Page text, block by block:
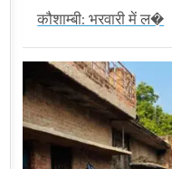
कौशाम्बी: भरवारी में ल�